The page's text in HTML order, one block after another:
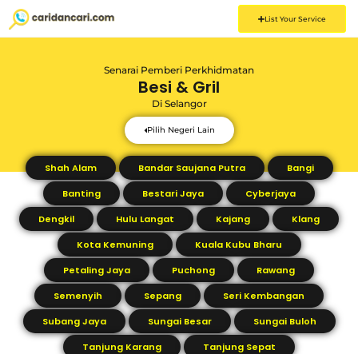
List Your Service
Senarai Pemberi Perkhidmatan
Besi & Gril
Di Selangor
Pilih Negeri Lain
Shah Alam Bandar Saujana Putra
Bangi
Banting
Bestari Jaya
Cyberjaya
Dengkil
Hulu Langat Kajang
Klang
Kota Kemuning
Kuala Kubu Bharu
Petaling Jaya
Puchong
Rawang
Semenyih
Sepang
Seri Kembangan
Subang Jaya
Sungai Besar
Sungai Buloh
Tanjung Karang
Tanjung Sepat